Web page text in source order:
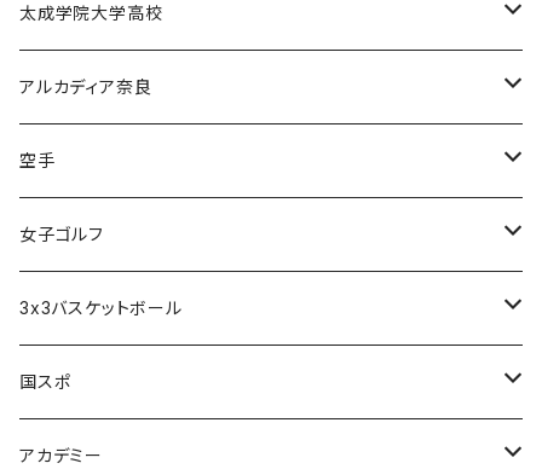
電通高男子バスケットボール部
甲南高校男子バスケットボール部
甲南高校野球部
太成学院大学高校
太成学院高校男子バスケットボール部
アルカディア奈良
アルカディア奈良 - 公式グッズ -
アルカディア奈良 - ファンクラブ入会 -
空手
橋本大夢
女子ゴルフ
久世 夏乃香
3x3バスケットボール
奈良グレートブッターズ
国スポ
奈良県成年男子バスケットボール
アカデミー